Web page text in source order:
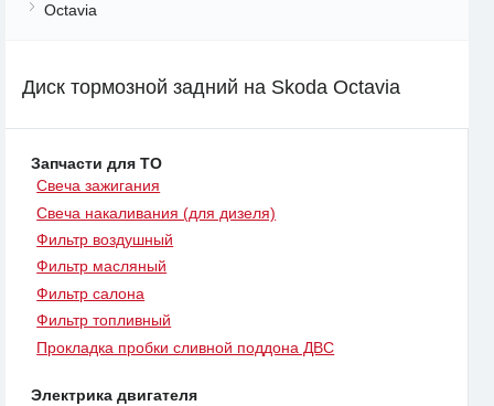
Octavia
Диск тормозной задний на Skoda Octavia
Запчасти для ТО
Свеча зажигания
Свеча накаливания (для дизеля)
Фильтр воздушный
Фильтр масляный
Фильтр салона
Фильтр топливный
Прокладка пробки сливной поддона ДВС
Электрика двигателя